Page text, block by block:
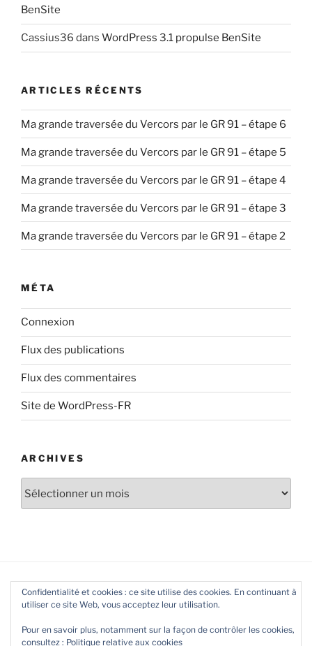
BenSite
Cassius36 dans WordPress 3.1 propulse BenSite
ARTICLES RÉCENTS
Ma grande traversée du Vercors par le GR 91 – étape 6
Ma grande traversée du Vercors par le GR 91 – étape 5
Ma grande traversée du Vercors par le GR 91 – étape 4
Ma grande traversée du Vercors par le GR 91 – étape 3
Ma grande traversée du Vercors par le GR 91 – étape 2
MÉTA
Connexion
Flux des publications
Flux des commentaires
Site de WordPress-FR
ARCHIVES
Confidentialité et cookies : ce site utilise des cookies. En continuant à
utiliser ce site Web, vous acceptez leur utilisation.
Pour en savoir plus, notamment sur la façon de contrôler les cookies,
consultez : Politique relative aux cookies